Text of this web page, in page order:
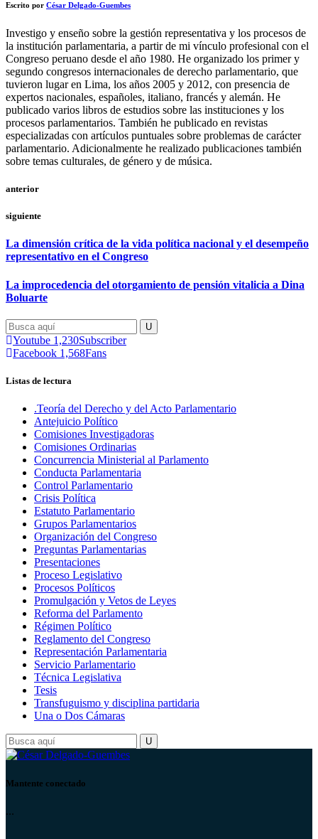
Escrito por César Delgado-Guembes
Investigo y enseño sobre la gestión representativa y los procesos de
la institución parlamentaria, a partir de mi vínculo profesional con el
Congreso peruano desde el año 1980. He organizado los primer y
segundo congresos internacionales de derecho parlamentario, que
tuvieron lugar en Lima, los años 2005 y 2012, con presencia de
expertos nacionales, españoles, italiano, francés y alemán. He
publicado varios libros de estudios sobre las instituciones y los
procesos parlamentarios. También he publicado en revistas
especializadas con artículos puntuales sobre problemas de carácter
parlamentario. Adicionalmente he realizado publicaciones también
sobre temas culturales, de género y de música.
anterior
siguiente
La dimensión crítica de la vida política nacional y el desempeño
representativo en el Congreso
La improcedencia del otorgamiento de pensión vitalicia a Dina
Boluarte
Youtube 1,230Subscriber
Facebook 1,568Fans
Listas de lectura
.Teoría del Derecho y del Acto Parlamentario
Antejuicio Político
Comisiones Investigadoras
Comisiones Ordinarias
Concurrencia Ministerial al Parlamento
Conducta Parlamentaria
Control Parlamentario
Crisis Política
Estatuto Parlamentario
Grupos Parlamentarios
Organización del Congreso
Preguntas Parlamentarias
Presentaciones
Proceso Legislativo
Procesos Políticos
Promulgación y Vetos de Leyes
Reforma del Parlamento
Régimen Político
Reglamento del Congreso
Representación Parlamentaria
Servicio Parlamentario
Técnica Legislativa
Tesis
Transfuguismo y disciplina partidaria
Una o Dos Cámaras
Mantente conectado
...